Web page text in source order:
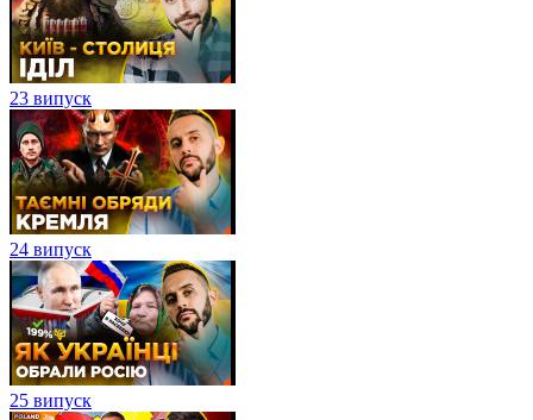
23 випуск
24 випуск
25 випуск